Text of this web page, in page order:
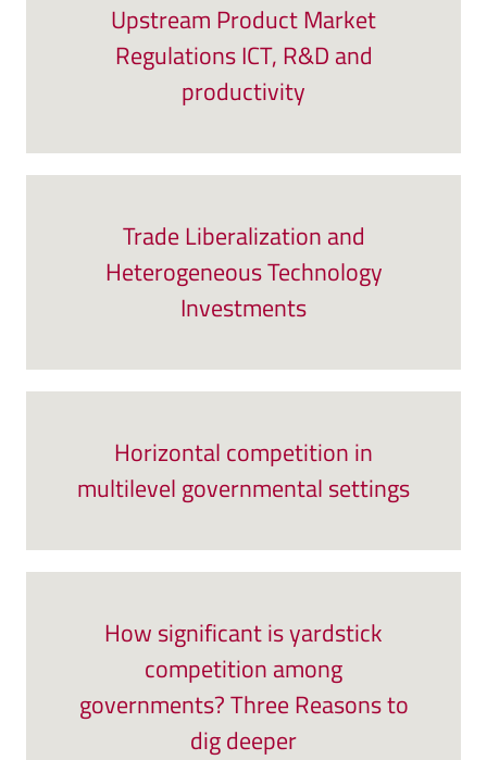
Upstream Product Market
Regulations ICT, R&D and
productivity
Trade Liberalization and
Heterogeneous Technology
Investments
Horizontal competition in
multilevel governmental settings
How significant is yardstick
competition among
governments? Three Reasons to
dig deeper